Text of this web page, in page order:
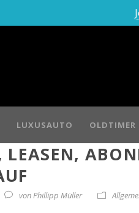
LUXUSAUTO OLDTIMER
LEASEN,
vonPhillipp Müller